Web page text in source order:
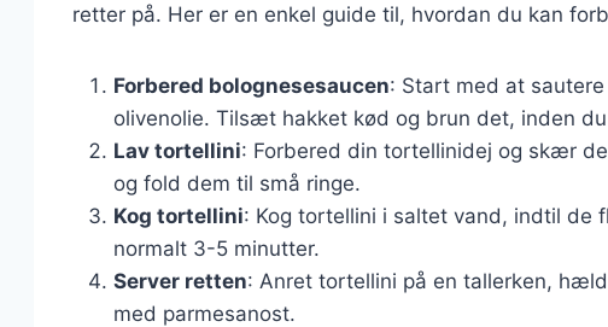
retter på. Her er en enkel guide til, hvordan du kan
Forbered bolognesesaucen: Start med at
olivenolie. Tilsæt hakket kød og brun det, inden
Lav tortellini: Forbered din tortellinidej og skær
og fold dem til små ringe.
Kog tortellini: Kog tortellini i saltet vand, indtil de
normalt 3-5 minutter.
Server retten: Anret tortellini på en tallerken,
med parmesanost.